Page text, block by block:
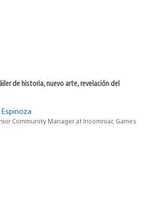
de historia, nuevo arte, revelación del
Community Manager at Insomniac Games